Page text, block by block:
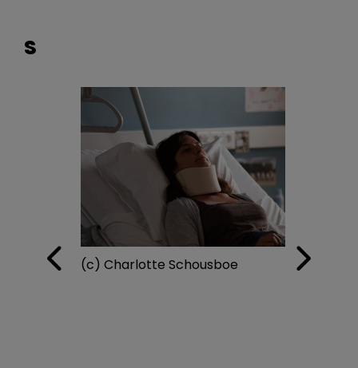
S
(c) Charlotte Schousboe